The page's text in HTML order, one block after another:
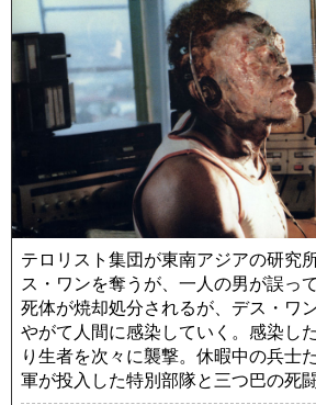
テロリスト集団が東南アジアの研究
ス・ワンを奪うが、一人の男が誤っ
死体が焼却処分されるが、デス・ワ
やがて人間に感染していく。感染し
り生者を次々に襲撃。休暇中の兵士
軍が投入した特別部隊と三つ巴の死